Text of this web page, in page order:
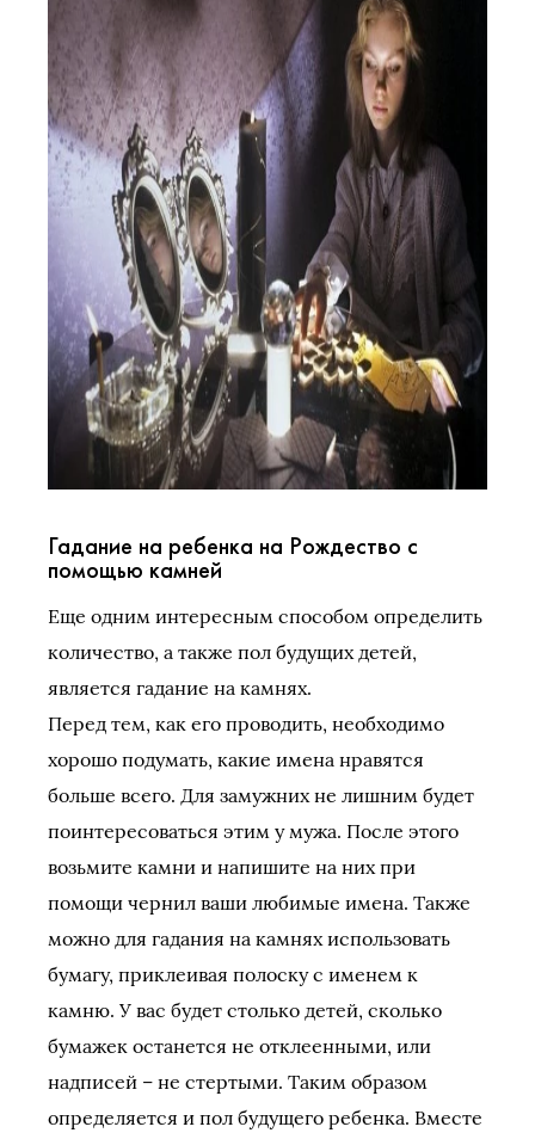
Гадание на ребенка на Рождество с
помощью камней
Еще одним интересным способом определить
количество, а также пол будущих детей,
является гадание на камнях.
Перед тем, как его проводить, необходимо
хорошо подумать, какие имена нравятся
больше всего. Для замужних не лишним будет
поинтересоваться этим у мужа. После этого
возьмите камни и напишите на них при
помощи чернил ваши любимые имена. Также
можно для гадания на камнях использовать
бумагу, приклеивая полоску с именем к
камню. У вас будет столько детей, сколько
бумажек останется не отклеенными, или
надписей – не стертыми. Таким образом
определяется и пол будущего ребенка. Вместе